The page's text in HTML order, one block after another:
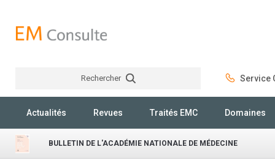
Rechercher Service
Actualités Revues Traités EMC Domaines
BULLETIN DE L'ACADÉMIE NATIONALE DE MÉDECINE